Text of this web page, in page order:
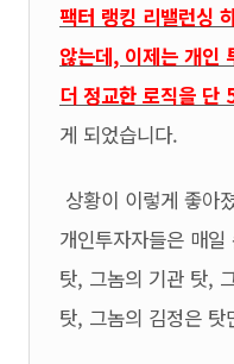
팩터 랭킹 리밸런싱
않는데, 이제는 개인
더 정교한 로직을 단
게 되었습니다.
상황이 이렇게 좋아
개인투자자들은 매
탓, 그놈의 기관 탓,
탓, 그놈의 김정은 탓